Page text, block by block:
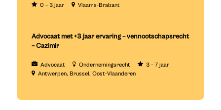
0 – 3 jaar
Vlaams-Brabant
Advocaat met +3 jaar ervaring – vennootschapsrecht
– Cazimir
Advocaat Ondernemingsrecht
3 – 7 jaar
Antwerpen Brussel Oost-Vlaanderen